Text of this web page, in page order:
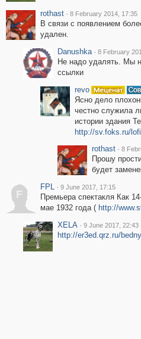
rothast · 8 February 2014, 17:35
В связи с появлением
удален.
Danushka · 8 February
Не надо удалять. Мы
ссылки
revo
Ясно дело
честно служила
истории здания
http://sv.foks.ru/
rothast · 8
Прошу
будет
F
FPL · 9 June 2017, 17:15
Премьера спектакля Как
мае 1932 года ( http://
XELA · 9 June 2017, 22:43
http://er3ed.qrz.ru/